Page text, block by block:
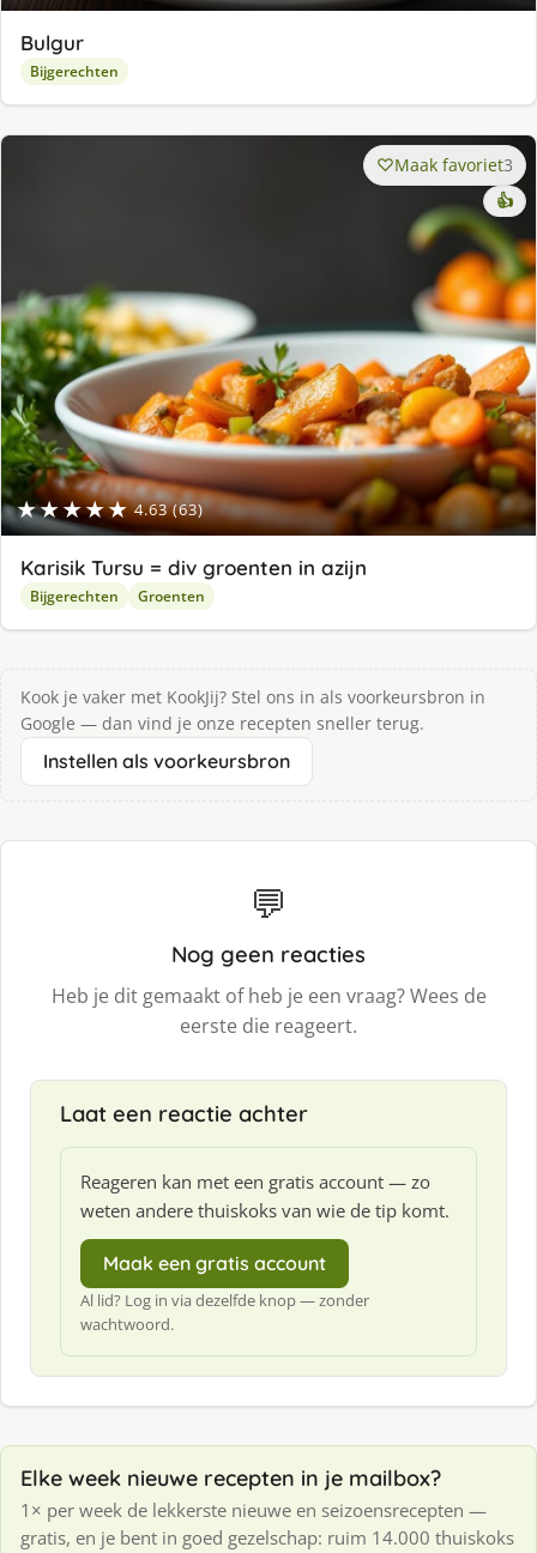
Bulgur
Bijgerechten
★★★★★ 4.63 (63)
Maak favoriet3
👍
Karisik Tursu = div groenten in azijn
Bijgerechten Groenten
Kook je vaker met KookJij? Stel ons in als voorkeursbron in
Google — dan vind je onze recepten sneller terug.
Instellen als voorkeursbron
💬
Nog geen reacties
Heb je dit gemaakt of heb je een vraag? Wees de
eerste die reageert.
Laat een reactie achter
Reageren kan met een gratis account — zo
weten andere thuiskoks van wie de tip komt.
Maak een gratis account
Al lid? Log in via dezelfde knop — zonder
wachtwoord.
Elke week nieuwe recepten in je mailbox?
1× per week de lekkerste nieuwe en seizoensrecepten —
gratis, en je bent in goed gezelschap: ruim 14.000 thuiskoks